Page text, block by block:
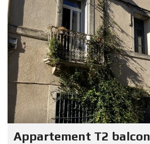
Appartement T2 balcon